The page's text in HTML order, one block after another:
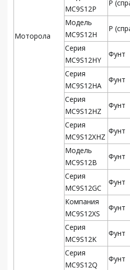
Моторола
MC9S12P
Р
Модель
MC9S12H
Р
Серия
MC9S12HY
Фунт
Серия
MC9S12HA
Фунт
Серия
MC9S12HZ
Фунт
Серия
MC9S12XHZ
Фунт
Модель
MC9S12B
Фунт
Серия
MC9S12GC
Фунт
Компания
MC9S12XS
Фунт
Серия
MC9S12K
Фунт
Серия
MC9S12Q
Фунт